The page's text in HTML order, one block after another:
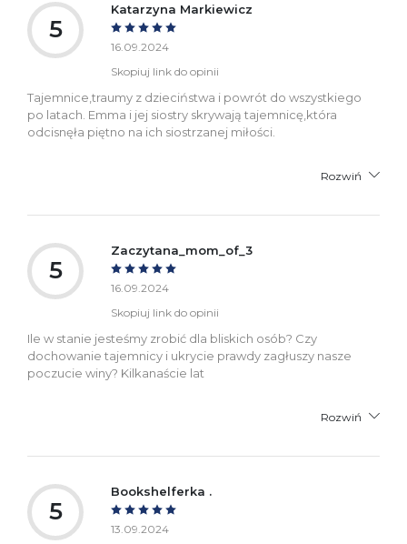
5
Katarzyna Markiewicz
16.09.2024
Skopiuj link do opinii
Tajemnice,traumy z dzieciństwa i powrót do wszystkiego
po latach. Emma i jej siostry skrywają tajemnicę,która
odcisnęła piętno na ich siostrzanej miłości.
Rozwiń
5
Zaczytana_mom_of_3
16.09.2024
Skopiuj link do opinii
Ile w stanie jesteśmy zrobić dla bliskich osób? Czy
dochowanie tajemnicy i ukrycie prawdy zagłuszy nasze
poczucie winy? Kilkanaście lat
Rozwiń
5
Bookshelferka .
13.09.2024